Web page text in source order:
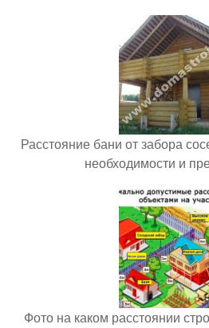
Расстояние бани от забора
необходимости и
Фото на каком расстоянии